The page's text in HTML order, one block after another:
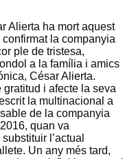
Alierta ha mort aquest
la companyia
ple de tristesa,
a la família i amics
César Alierta.
i afecte la seva
la multinacional a
de la companyia
quan va
l’actual
Un any més tard,